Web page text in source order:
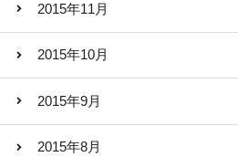
2015年11月
2015年10月
2015年9月
2015年8月